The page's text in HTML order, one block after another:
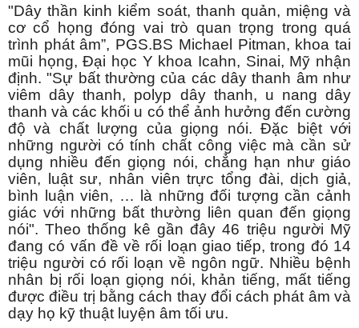
"Dây thần kinh kiểm soát, thanh quản, miệng và
cơ cổ họng đóng vai trò quan trọng trong quá
trình phát âm”, PGS.BS Michael Pitman, khoa tai
mũi họng, Đại học Y khoa Icahn, Sinai, Mỹ nhận
định. "Sự bất thường của các dây thanh âm như
viêm dây thanh, polyp dây thanh, u nang dây
thanh và các khối u có thể ảnh hưởng đến cường
độ và chất lượng của giọng nói. Đặc biệt với
những người có tính chất công việc mà cần sử
dụng nhiều đến giọng nói, chẳng hạn như giáo
viên, luật sư, nhân viên trực tổng đài, dịch giả,
bình luận viên, … là những đối tượng cần cảnh
giác với những bất thường liên quan đến giọng
nói". Theo thống kê gần đây 46 triệu người Mỹ
đang có vấn đề về rối loạn giao tiếp, trong đó 14
triệu người có rối loạn về ngôn ngữ. Nhiều bệnh
nhân bị rối loạn giọng nói, khản tiếng, mất tiếng
được điều trị bằng cách thay đổi cách phát âm và
dạy họ kỹ thuật luyện âm tối ưu.